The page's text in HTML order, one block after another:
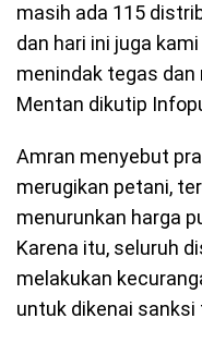
masih ada 115
dan hari ini juga
menindak tegas dan
Mentan dikutip
Amran menyebut
merugikan petani,
menurunkan harga
Karena itu, seluruh
melakukan
untuk dikenai